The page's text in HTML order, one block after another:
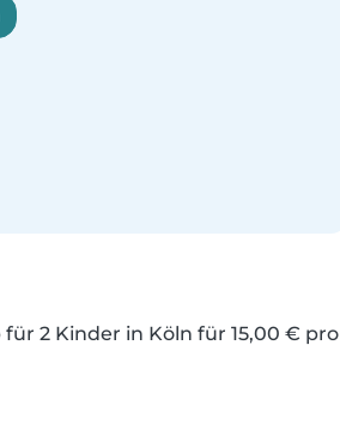
2 Kinder in Köln für 15,00 € pro